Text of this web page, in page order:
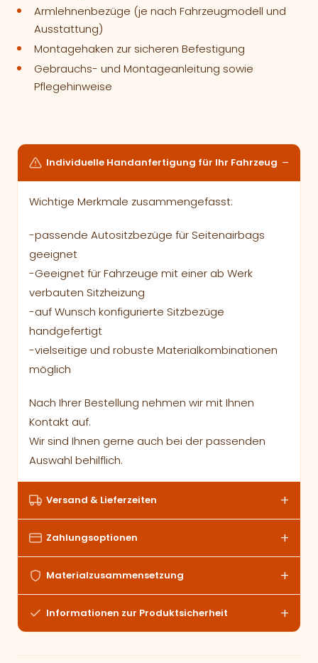
Armlehnenbezüge (je nach Fahrzeugmodell und
Ausstattung)
Montagehaken zur sicheren Befestigung
Gebrauchs- und Montageanleitung sowie
Pflegehinweise
Individuelle Handanfertigung für Ihr Fahrzeug
Wichtige Merkmale zusammengefasst:
-passende Autositzbezüge für Seitenairbags
geeignet
-Geeignet für Fahrzeuge mit einer ab Werk
verbauten Sitzheizung
-auf Wunsch konfigurierte Sitzbezüge
handgefertigt
-vielseitige und robuste Materialkombinationen
möglich
Nach Ihrer Bestellung nehmen wir mit Ihnen
Kontakt auf.
Wir sind Ihnen gerne auch bei der passenden
Auswahl behilflich.
Versand & Lieferzeiten
Zahlungsoptionen
Materialzusammensetzung
Informationen zur Produktsicherheit